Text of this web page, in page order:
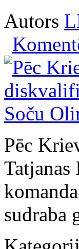
Autors
Pēc
sudraba